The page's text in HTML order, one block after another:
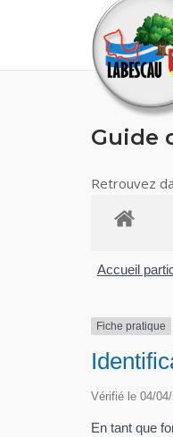
Guide
Retrouvez
Accueil
Fiche pratique
Vérifié le 04/
En tant que